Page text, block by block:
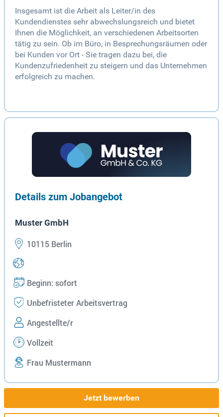
Insgesamt ist die Arbeit als Leiter/in des
Kundendienstes sehr abwechslungsreich und bietet
Ihnen die Möglichkeit, an verschiedenen Arbeitsorten
tätig zu sein. Ob im Büro, in Besprechungsräumen oder
bei Kunden vor Ort - Sie tragen dazu bei, die
Kundenzufriedenheit zu steigern und das Unternehmen
erfolgreich zu machen.
Details zum Jobangebot
Muster GmbH
10115 Berlin
Beginn: sofort
Unbefristeter Arbeitsvertrag
Angestellte/r
Vollzeit
Frau Mustermann
Jetzt bewerben